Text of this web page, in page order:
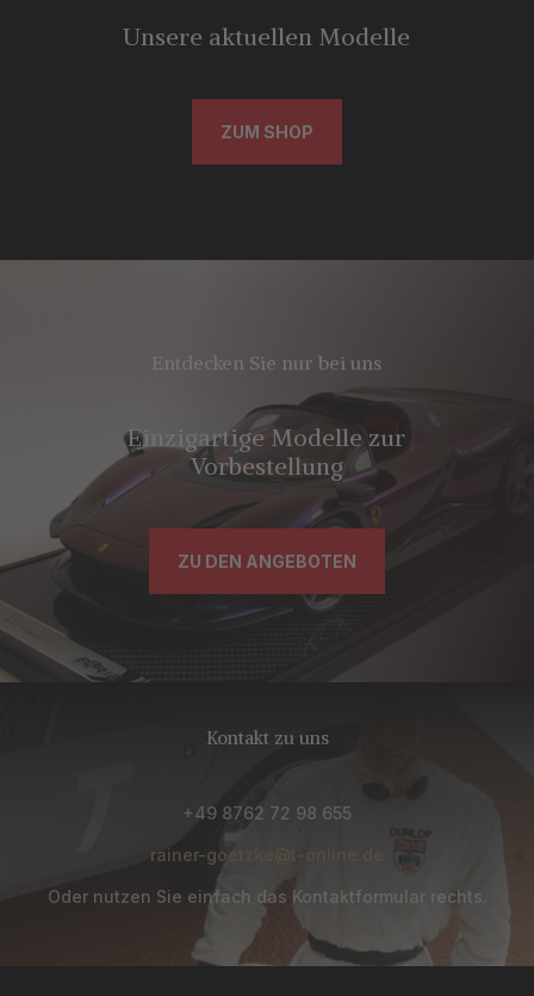
Unsere aktuellen Modelle
ZUM SHOP
Entdecken Sie nur bei uns
Einzigartige Modelle zur
Vorbestellung
ZU DEN ANGEBOTEN
Kontakt zu uns
+49 8762 72 98 655
rainer-goetzke@t-online.de
Oder nutzen Sie einfach das Kontaktformular rechts.